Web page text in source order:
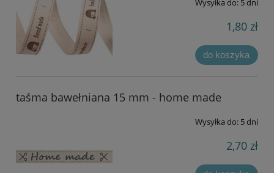
Wysyłka do: 5 dni
1,80 zł
do koszyka
taśma bawełniana 15 mm - home made
Wysyłka do: 5 dni
2,70 zł